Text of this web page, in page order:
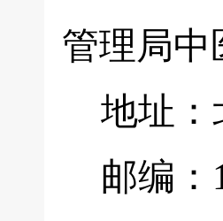
管理局中
地址：
邮编：